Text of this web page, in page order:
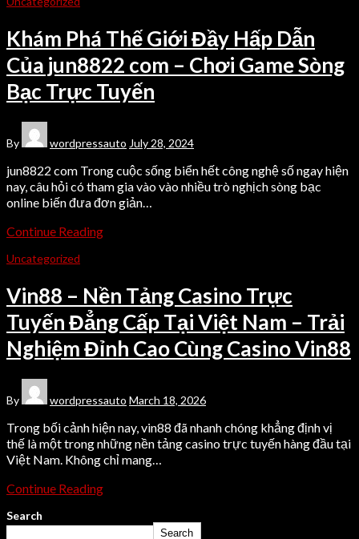
Khám Phá Thế Giới Đầy Hấp Dẫn
Của jun8822 com – Chơi Game Sòng
Bạc Trực Tuyến
By wordpressauto July 28, 2024
jun8822 com Trong cuộc sống biển hết công nghệ số ngay hiện
nay, câu hỏi có tham gia vào vào nhiều trò nghịch sòng bạc
online biến đưa đơn giản…
Continue Reading
Uncategorized
Vin88 – Nền Tảng Casino Trực
Tuyến Đẳng Cấp Tại Việt Nam – Trải
Nghiệm Đỉnh Cao Cùng Casino Vin88
By wordpressauto March 18, 2026
Trong bối cảnh hiện nay, vin88 đã nhanh chóng khẳng định vị
thế là một trong những nền tảng casino trực tuyến hàng đầu tại
Việt Nam. Không chỉ mang…
Continue Reading
Search
Search